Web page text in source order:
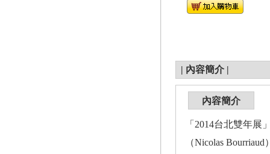
| 內容簡介 |
內容簡介
「2014台北雙年展
（Nicolas